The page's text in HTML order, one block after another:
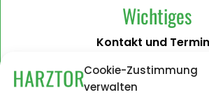
Cookie-Zustimmung
verwalten
Wichtiges
Kontakt und
Barrierefreiheit
Impressum